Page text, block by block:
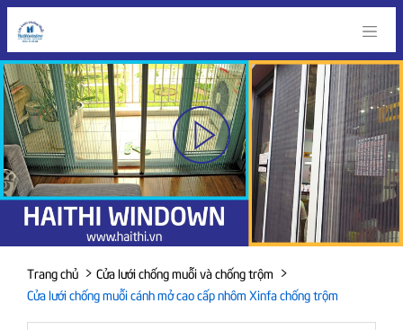
Trang chủ > Cửa lưới chống muỗi và chống trộm >
Cửa lưới chống muỗi cánh mở cao cấp nhôm Xinfa chống trộm